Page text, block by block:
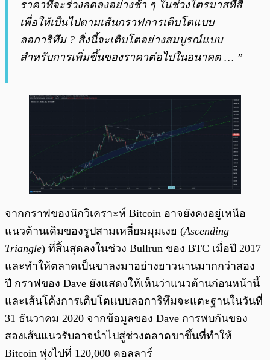
ราคาที่จะร่วงลดลงอย่างช้า ๆ ในช่วงไตรมาสที่สี่
เพื่อให้เป็นไปตามเส้นกราฟการเติบโตแบบ
ลอการิทึม ? สิ่งนี้จะเติบโตอย่างสมบูรณ์แบบ
สำหรับการเพิ่มขึ้นของราคาต่อไปในอนาคต … ”
จากกราฟของนักวิเคราะห์ Bitcoin อาจยังคงอยู่เหนือ
แนวต้านเดิมของรูปสามเหลี่ยมมุมเงย (Ascending
Triangle) ที่สิ้นสุดลงในช่วง Bullrun ของ BTC เมื่อปี 2017
และทำให้ตลาดเป็นขาลงมาอย่างยาวนานมากกว่าสอง
ปี กราฟของ Dave ยังแสดงให้เห็นว่าแนวต้านก่อนหน้านี้
และเส้นโค้งการเติบโตแบบลอการิทึมจะแตะฐานในวันที่
31 ธันวาคม 2020 จากข้อมูลของ Dave การพบกันของ
สองเส้นแนวรับอาจนำไปสู่ช่วงตลาดขาขึ้นที่ทำให้
Bitcoin พุ่งไปที่ 120,000 ดอลลาร์